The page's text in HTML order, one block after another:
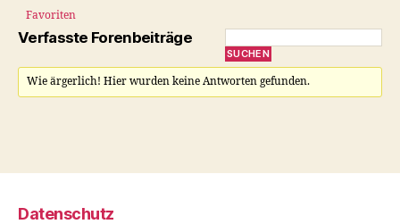
Favoriten
Verfasste Forenbeiträge
Wie ärgerlich! Hier wurden keine Antworten gefunden.
Datenschutz